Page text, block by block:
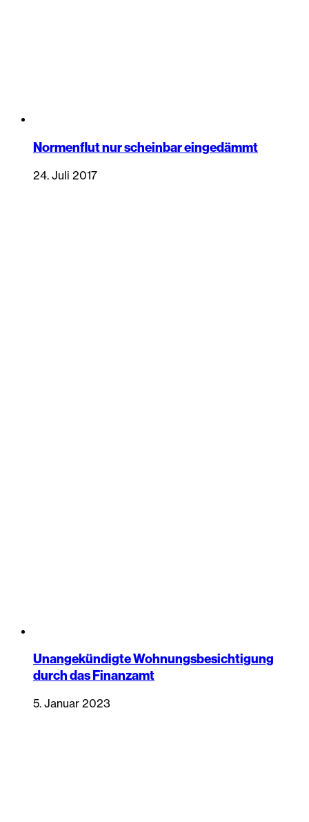
Normenflut nur scheinbar eingedämmt
24. Juli 2017
Unangekündigte Wohnungsbesichtigung
durch das Finanzamt
5. Januar 2023